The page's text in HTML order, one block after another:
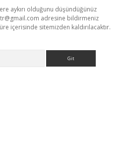
aykırı olduğunu düşündüğünüz
adresine bildirmeniz
içerisinde sitemizden kaldırılacaktır.